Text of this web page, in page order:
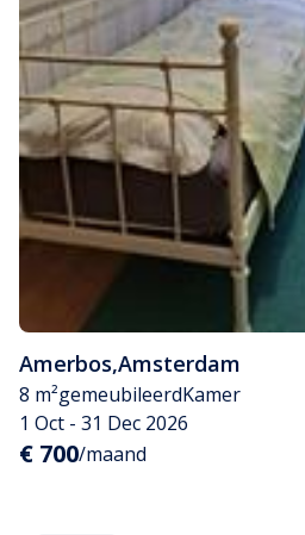
Amerbos,Amsterdam
8 m²gemeubileerdKamer
1 Oct - 31 Dec 2026
€ 700/maand